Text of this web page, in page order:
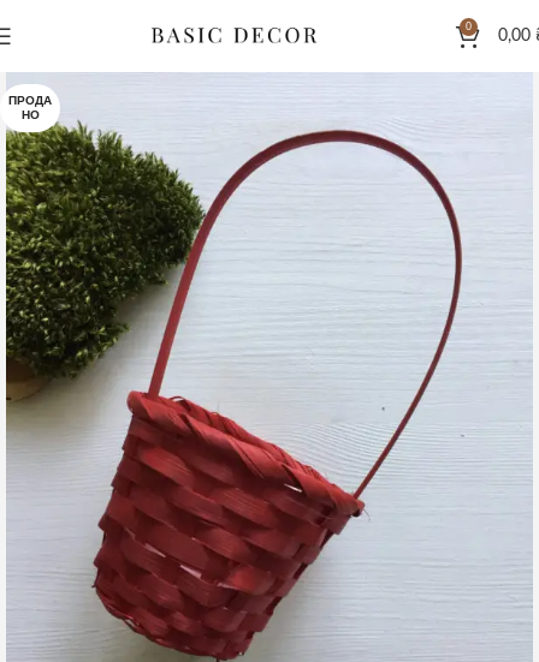
0
0,00
ПРОДА
НО